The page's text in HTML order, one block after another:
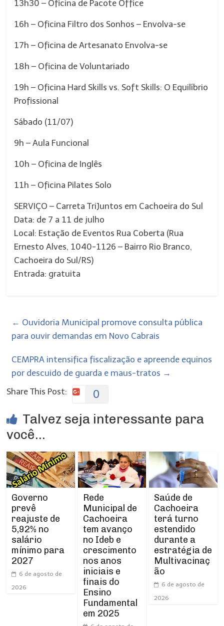
13h30 – Oficina de Pacote Office
16h – Oficina Filtro dos Sonhos – Envolva-se
17h – Oficina de Artesanato Envolva-se
18h – Oficina de Voluntariado
19h – Oficina Hard Skills vs. Soft Skills: O Equilíbrio
Profissional
Sábado (11/07)
9h – Aula Funcional
10h – Oficina de Inglês
11h – Oficina Pilates Solo
SERVIÇO – Carreta TriJuntos em Cachoeira do Sul
Data: de 7 a 11 de julho
Local: Estação de Eventos Rua Coberta (Rua
Ernesto Alves, 1040-1126 – Bairro Rio Branco,
Cachoeira do Sul/RS)
Entrada: gratuita
← Ouvidoria Municipal promove consulta pública
para ouvir demandas em Novo Cabrais
​CEMPRA intensifica fiscalização e apreende equinos
por descuido de guarda e maus-tratos →
Share This Post:
0
Talvez seja interessante para
você...
Governo
prevê
reajuste de
5,92% no
salário
mínimo para
2027
6 de agosto de
2026
Rede
Municipal de
Cachoeira
tem avanço
no Ideb e
crescimento
nos anos
iniciais e
finais do
Ensino
Fundamental
em 2025
Saúde de
Cachoeira
terá turno
estendido
durante a
estratégia de
Multivacinaç
ão
6 de agosto de
2026